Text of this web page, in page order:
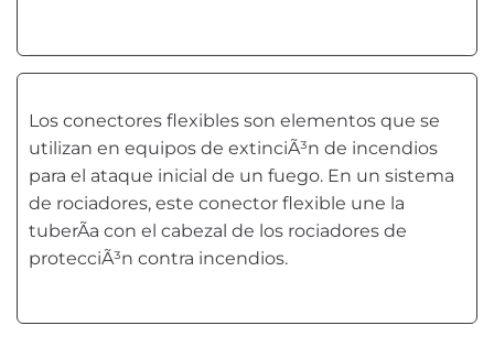
Los conectores flexibles son elementos que se
utilizan en equipos de extinciÃ³n de incendios
para el ataque inicial de un fuego. En un sistema
de rociadores, este conector flexible une la
tuberÃ­a con el cabezal de los rociadores de
protecciÃ³n contra incendios.